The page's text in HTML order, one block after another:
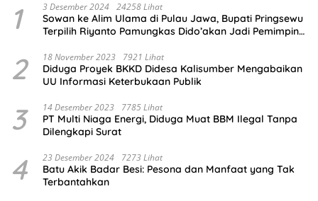
1 3 Desember 2024 24258 Lihat
Sowan ke Alim Ulama di Pulau Jawa, Bupati Pringsewu
Terpilih Riyanto Pamungkas Dido’akan Jadi Pemimpin
2 18 November 2023 7921 Lihat
Diduga Proyek BKKD Didesa Kalisumber Mengabaikan
UU Informasi Keterbukaan Publik
3 14 Desember 2023 7785 Lihat
PT Multi Niaga Energi, Diduga Muat BBM Ilegal Tanpa
Dilengkapi Surat
4 23 Desember 2024 7273 Lihat
Batu Akik Badar Besi: Pesona dan Manfaat yang Tak
Terbantahkan